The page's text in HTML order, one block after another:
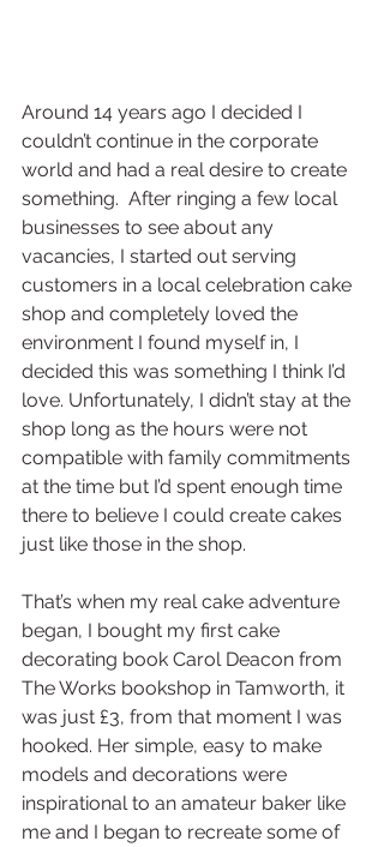
Around 14 years ago I decided I
couldn’t continue in the corporate
world and had a real desire to create
something.  After ringing a few local
businesses to see about any
vacancies, I started out serving
customers in a local celebration cake
shop and completely loved the
environment I found myself in, I
decided this was something I think I’d
love. Unfortunately, I didn’t stay at the
shop long as the hours were not
compatible with family commitments
at the time but I’d spent enough time
there to believe I could create cakes
just like those in the shop.
That’s when my real cake adventure
began, I bought my first cake
decorating book Carol Deacon from
The Works bookshop in Tamworth, it
was just £3, from that moment I was
hooked. Her simple, easy to make
models and decorations were
inspirational to an amateur baker like
me and I began to recreate some of